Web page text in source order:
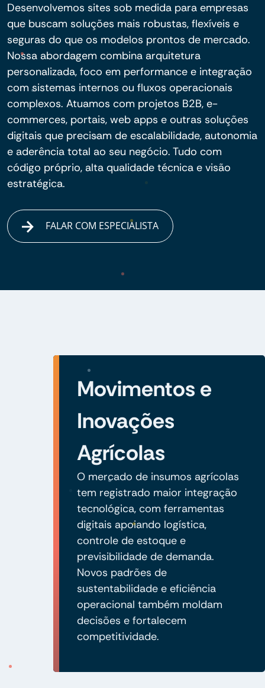
Desenvolvemos sites sob medida para empresas
que buscam soluções mais robustas, flexíveis e
seguras do que os modelos prontos de mercado.
Nossa abordagem combina arquitetura
personalizada, foco em performance e integração
com sistemas internos ou fluxos operacionais
complexos. Atuamos com projetos B2B, e-
commerces, portais, web apps e outras soluções
digitais que precisam de escalabilidade, autonomia
e aderência total ao seu negócio. Tudo com
código próprio, alta qualidade técnica e visão
estratégica.
FALAR COM ESPECIALISTA
Movimentos e
Inovações
Agrícolas
O mercado de insumos agrícolas
tem registrado maior integração
tecnológica, com ferramentas
digitais apoiando logística,
controle de estoque e
previsibilidade de demanda.
Novos padrões de
sustentabilidade e eficiência
operacional também moldam
decisões e fortalecem
competitividade.